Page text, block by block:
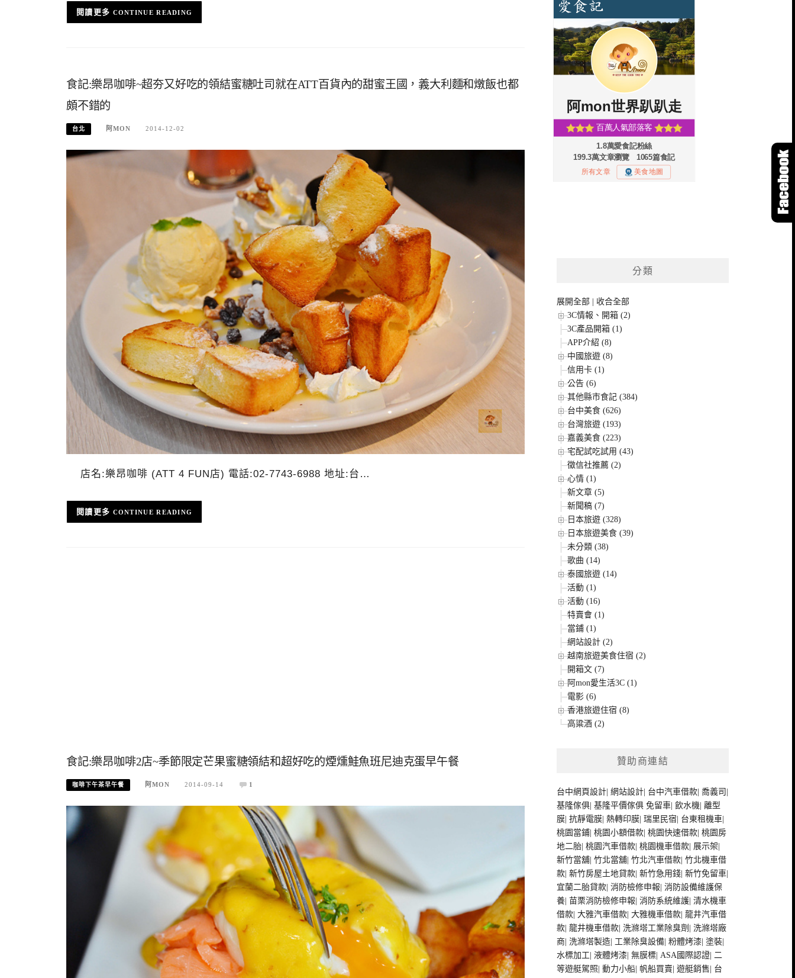
CONTINUE READING
食記:樂昂咖啡~超夯又好吃的領結蜜糖吐司就在ATT百貨內的甜蜜王國，義大利麵和燉飯也都
頗不錯的
台北 阿MON 2014-12-02
店名:樂昂咖啡 (ATT 4 FUN店) 電話:02-7743-6988 地址:台…
CONTINUE READING
食記:樂昂咖啡2店~季節限定芒果蜜糖領結和超好吃的煙燻鮭魚班尼迪克蛋早午餐
咖啡下午茶早午餐 阿MON 2014-09-14 1
分類
展開全部
收合全部
3C情報、開箱 (2)
3C產品開箱 (1)
APP介紹 (8)
中國旅遊 (8)
信用卡 (1)
公告 (6)
其他縣市食記 (384)
台中美食 (626)
台灣旅遊 (193)
嘉義美食 (223)
宅配試吃試用 (43)
徵信社推薦 (2)
心情 (1)
新文章 (5)
新聞稿 (7)
日本旅遊 (328)
日本旅遊美食 (39)
未分類 (38)
歌曲 (14)
泰國旅遊 (14)
活動 (1)
活動 (16)
特賣會 (1)
當鋪 (1)
網站設計 (2)
越南旅遊美食住宿 (2)
開箱文 (7)
阿mon愛生活3C (1)
電影 (6)
香港旅遊住宿 (8)
高粱酒 (2)
贊助商連結
台中網頁設計 |網站設計 台中汽車借款 |喬義司
基隆傢俱 |基隆平價傢俱 免留車 |飲水機 |離型
膜 |抗靜電膜 |熱轉印膜 |瑞里民宿 台東租機車
桃園當鋪 |桃園小額借款 |桃園快速借款 |桃園房
地二胎 |桃園汽車借款 |桃園機車借款 展示架
新竹當舖 |竹北當舖 |竹北汽車借款 |竹北機車借
款 |新竹房屋土地貸款 |新竹急用錢 |新竹免留車
宜蘭二胎貸款 |消防檢修申報 |消防設備維護保
養 |苗栗消防檢修申報 |消防系統維護 |清水機車
借款 |大雅汽車借款 |大雅機車借款 |龍井汽車借
款 |龍井機車借款 洗滌塔工業除臭劑
洗滌塔廠
商 洗滌塔製造 工業除臭設備 |粉體烤漆 |塗裝
水標加工 |液體烤漆 |無膜標 |ASA國際認證 |二
等遊艇駕照 |動力小船 帆船買賣 |遊艇銷售 台